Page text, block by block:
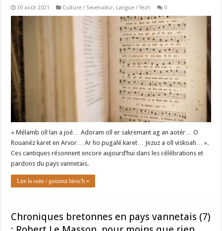
30 août 2021 Culture / Sevenadur, Langue / Yezh 0
« Mélamb oll lan a joé… Adoram oll er sakremant ag an aotér… O
Rouanéz karet en Arvor… Ar ho pugalé karet… Jezuz a oll viskoah… ».
Ces cantiques résonnent encore aujourd’hui dans les célébrations et
pardons du pays vannetais.
Lire la suite / gouzout hiroc'h »
Chroniques bretonnes en pays vannetais (7)